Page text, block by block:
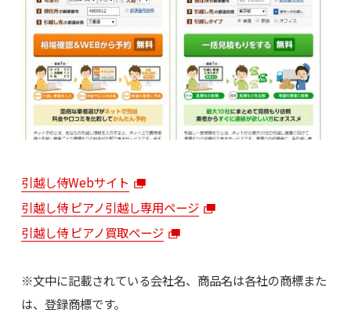
引越し侍Webサイト
引越し侍 ピアノ引越し専用ページ
引越し侍 ピアノ買取ページ
※文中に記載されている会社名、商品名は各社の商標また
は、登録商標です。